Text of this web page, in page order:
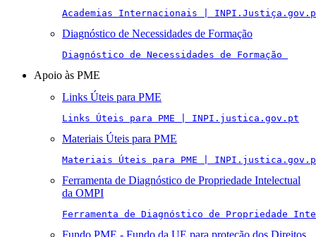
Academias Internacionais |
Diagnóstico de Necessidades de Formação
Diagnóstico de Necessidades de Formação
Apoio às PME
Links Úteis para PME
Links Úteis para PME | INPI.justica.gov.pt
Materiais Úteis para PME
Materiais Úteis para PME |
Ferramenta de Diagnóstico de Propriedade Intelectual
da OMPI
Ferramenta de Diagnóstico de Propriedade
Fundo PME - Fundo da UE para proteção dos Direitos